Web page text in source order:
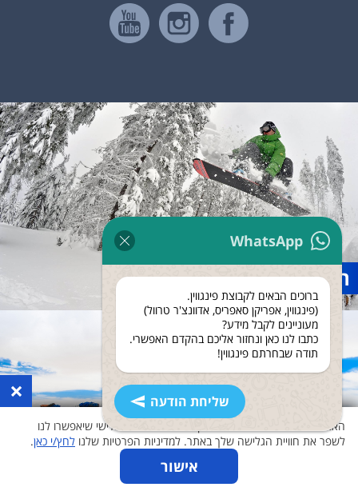
0
WhatsApp
ברוכים הבאים לקבוצת פינגווין.
(פינגווין, אפריקן סאפריס, אדוונצ'ר טרוול)
מעוניינים לקבל מידע?
כתבו לנו כאן ונחזור אליכם בהקדם האפשרי.
תודה שבחרתם פינגווין!
שליחת הודעה
חופשות סקי
טיולי שטח וג׳יפים
×
האתר שלנו משתמש בעוגיות ואוסף נתונים גם לצד שלישי שיאפשרו לנו
לשפר את חוויית הגלישה שלך באתר. למדיניות הפרטיות שלנו לחץ/י כאן.
אישור